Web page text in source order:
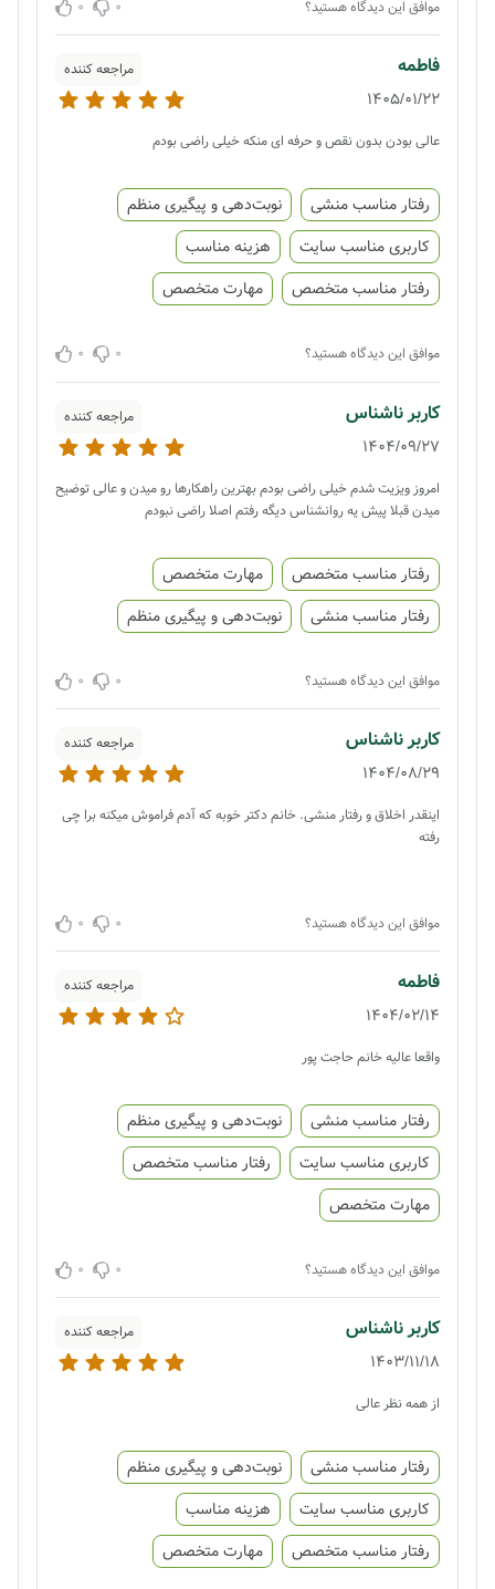
موافق این دیدگاه هستید؟ 0
0
فاطمه مراجعه کننده
1405/01/22
عالی بودن بدون نقص و حرفه ای منکه خیلی راضی بودم
رفتار مناسب منشی
نوبت‌دهی و پیگیری منظم
کاربری مناسب سایت
هزینه مناسب
رفتار مناسب متخصص
مهارت متخصص
موافق این دیدگاه هستید؟ 0
0
کاربر ناشناس مراجعه کننده
1404/09/27
امروز ویزیت شدم خیلی راضی بودم بهترین راهکارها رو میدن و عالی توضیح
میدن قبلا پیش یه روانشناس دیگه رفتم اصلا راضی نبودم
رفتار مناسب متخصص
مهارت متخصص
رفتار مناسب منشی
نوبت‌دهی و پیگیری منظم
موافق این دیدگاه هستید؟ 0
0
کاربر ناشناس مراجعه کننده
1404/08/29
اینقدر اخلاق و رفتار منشی. خانم دکتر خوبه که آدم فراموش میکنه برا چی
رفته
موافق این دیدگاه هستید؟ 0
0
فاطمه مراجعه کننده
1404/02/14
واقعا عالیه خانم حاجت پور
رفتار مناسب منشی
نوبت‌دهی و پیگیری منظم
کاربری مناسب سایت
رفتار مناسب متخصص
مهارت متخصص
موافق این دیدگاه هستید؟ 0
0
کاربر ناشناس مراجعه کننده
1403/11/18
از همه نظر عالی
رفتار مناسب منشی
نوبت‌دهی و پیگیری منظم
کاربری مناسب سایت
هزینه مناسب
رفتار مناسب متخصص
مهارت متخصص